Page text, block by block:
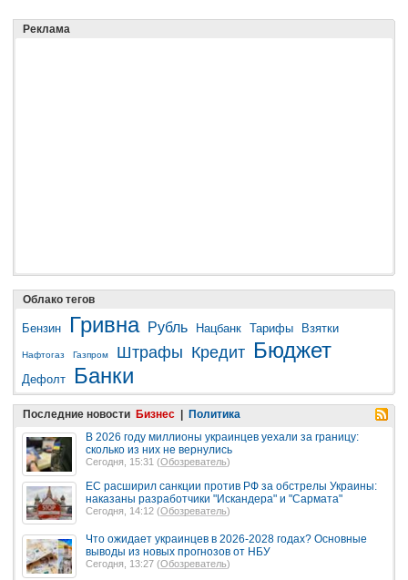
Реклама
Облако тегов
Бензин Гривна Рубль Нацбанк Тарифы Взятки
Нафтогаз Газпром Штрафы Кредит Бюджет
Дефолт Банки
Последние новости Бизнес
Политика
В 2026 году миллионы украинцев уехали за границу:
сколько из них не вернулись
Сегодня, 15:31 (Обозреватель)
ЕС расширил санкции против РФ за обстрелы Украины:
наказаны разработчики "Искандера" и "Сармата"
Сегодня, 14:12 (Обозреватель)
Что ожидает украинцев в 2026-2028 годах? Основные
выводы из новых прогнозов от НБУ
Сегодня, 13:27 (Обозреватель)